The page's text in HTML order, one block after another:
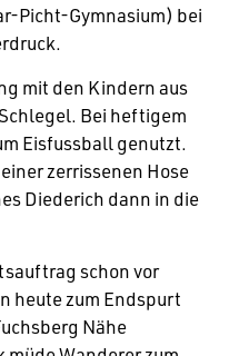
Picht-Gymna­sium) bei
mit den Kindern aus
Bei heftigem
Eisfuss­ball genutzt.
zerris­senen Hose
Diede­rich dann in die
schon vor
heute zum Endspurt
Nähe